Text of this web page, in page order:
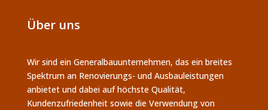
Über uns
Wir sind ein Generalbauunternehmen, das ein breites
Spektrum an Renovierungs- und Ausbauleistungen
anbietet und dabei auf höchste Qualität,
Kundenzufriedenheit sowie die Verwendung von